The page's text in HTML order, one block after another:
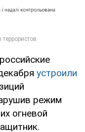
устроили
режим
огневой